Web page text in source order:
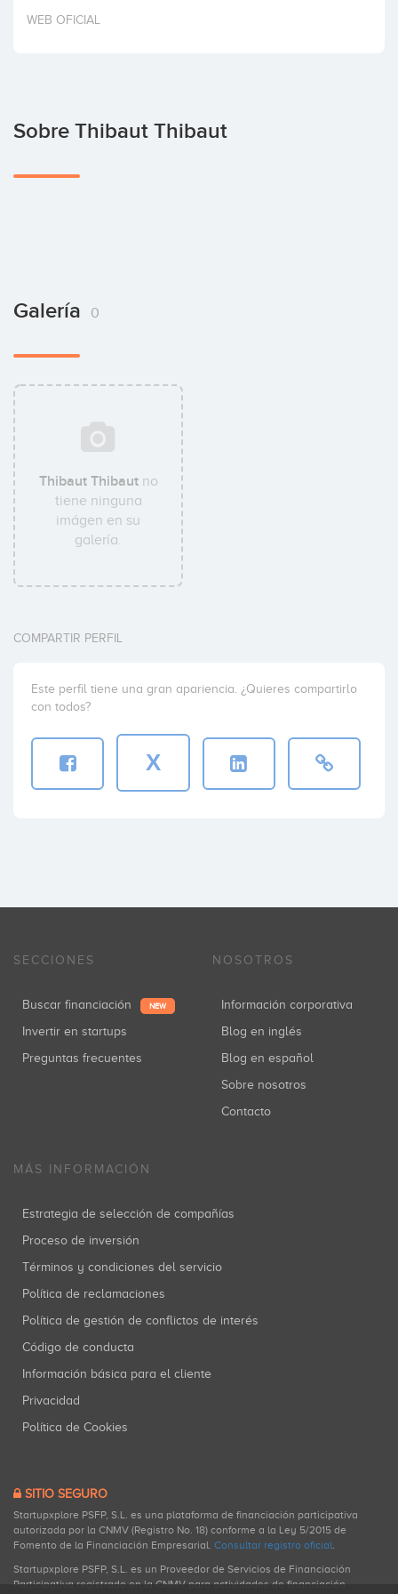
Invertir
WEB OFICIAL
Sobre Thibaut Thibaut
Galería 0
Thibaut Thibautno
tiene ninguna
imágen en su
galería.
COMPARTIR PERFIL
Este perfil tiene una gran apariencia. ¿Quieres compartirlo
con todos?
X
SECCIONES
Buscar financiación NEW
Invertir en startups
Preguntas frecuentes
NOSOTROS
Información corporativa
Blog en inglés
Blog en español
Sobre nosotros
Contacto
MÁS INFORMACIÓN
Estrategia de selección de compañías
Proceso de inversión
Términos y condiciones del servicio
Política de reclamaciones
Política de gestión de conflictos de interés
Código de conducta
Información básica para el cliente
Privacidad
Política de Cookies
SITIO SEGURO
Startupxplore PSFP, S.L. es una plataforma de financiación participativa
autorizada por la CNMV (Registro No. 18) conforme a la Ley 5/2015 de
Fomento de la Financiación Empresarial. Consultar registro oficial.
Startupxplore PSFP, S.L. es un Proveedor de Servicios de Financiación
Participativa registrado en la CNMV para actividades de financiación